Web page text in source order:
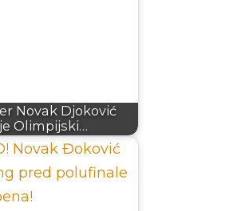
Novak Djoković
Olimpijski…